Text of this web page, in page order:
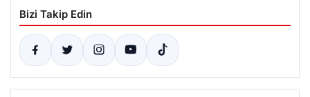
Bizi Takip Edin